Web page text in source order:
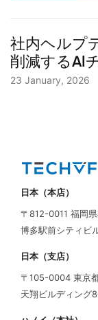
社内ヘルプ
削減するAI
23 January, 2026
日本（本店）
〒812-0011 福岡
博多駅前シティビ
日本（支店）
〒105-0004 東京
天翔ビルディング